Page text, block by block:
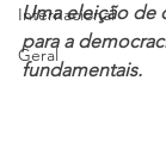
Internacional
Geral
Uma eleição de
para a
fundamentais.